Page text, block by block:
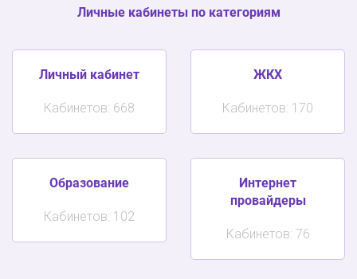
Личные кабинеты по категориям
Личный кабинет
Кабинетов: 668
ЖКХ
Кабинетов: 170
Образование
Кабинетов: 102
Интернет
провайдеры
Кабинетов: 76